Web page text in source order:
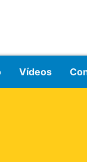
Vídeos